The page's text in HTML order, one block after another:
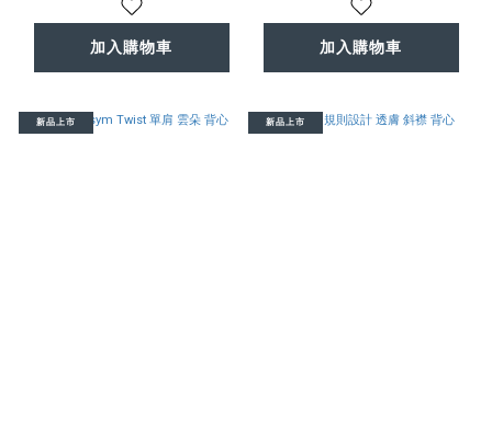
加入購物車 加入購物車
新品上市 新品上市